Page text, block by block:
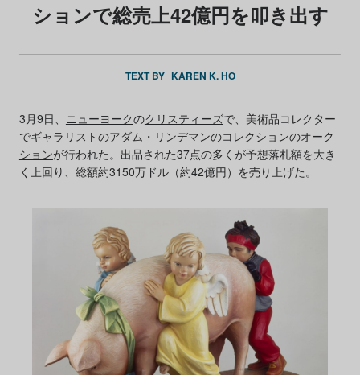
ションで総売上42億円を叩き出す
TEXT BY KAREN K. HO
3月9日、 ニューヨークのクリスティーズで、美術品コレクター
でギャラリストのアダム・リンデマンのコレクションのオーク
ションが行われた。出品された37点の多くが予想落札額を大き
く上回り、総額約3150万ドル（約42億円）を売り上げた。